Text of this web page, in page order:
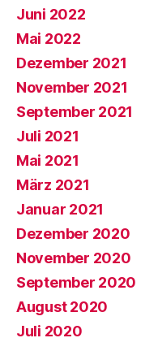
Juni 2022
Mai 2022
Dezember 2021
November 2021
September 2021
Juli 2021
Mai 2021
März 2021
Januar 2021
Dezember 2020
November 2020
September 2020
August 2020
Juli 2020